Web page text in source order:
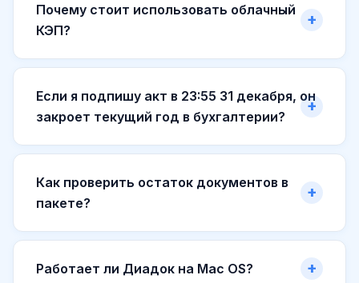
Почему стоит использовать облачный
КЭП?
Если я подпишу акт в 23:55 31 декабря, он
закроет текущий год в бухгалтерии?
Как проверить остаток документов в
пакете?
Работает ли Диадок на Mac OS?